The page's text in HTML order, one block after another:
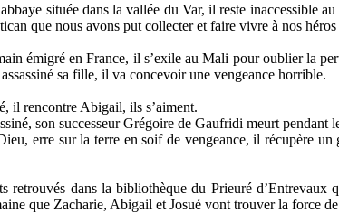
située dans la vallée du Var, il reste inaccessible
que nous avons put collecter et faire vivre à nos
émigré en France, il s’exile au Mali pour oublier la
sa fille, il va concevoir une vengeance horrible.
il rencontre Abigail, ils s’aiment.
son successeur Grégoire de Gaufridi meurt
erre sur la terre en soif de vengeance, il récupère
retrouvés dans la bibliothèque du Prieuré
que Zacharie, Abigail et Josué vont trouver la force